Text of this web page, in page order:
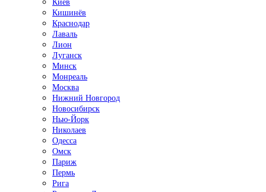
Киев
Кишинёв
Краснодар
Лаваль
Лион
Луганск
Минск
Монреаль
Москва
Нижний Новгород
Новосибирск
Нью-Йорк
Николаев
Одесса
Омск
Париж
Пермь
Рига